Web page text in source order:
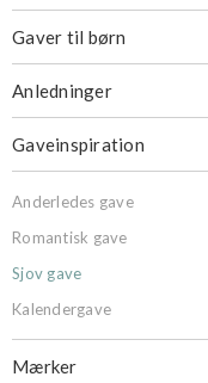
Gaver til børn
Anledninger
Gaveinspiration
Anderledes gave
Romantisk gave
Sjov gave
Kalendergave
Mærker